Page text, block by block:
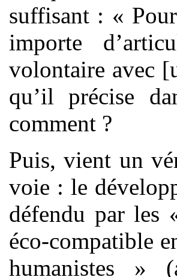
suffisant : «
importe
volontaire avec
qu’il précise
comment ?
Puis, vient un
voie : le
défendu par les
éco-compatible
humanistes »